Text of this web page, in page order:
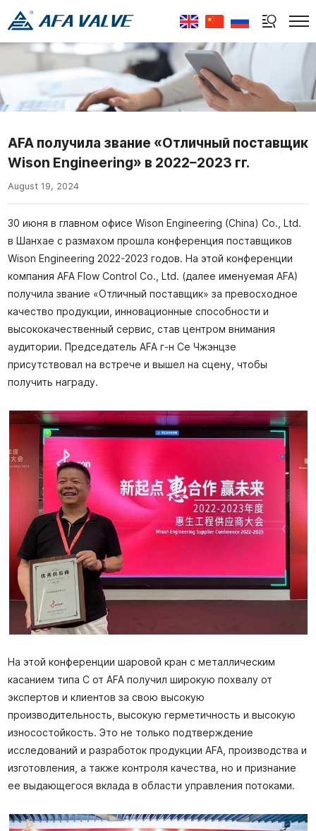
Select Language
AFA получила звание «Отличный поставщик
Wison Engineering» в 2022–2023 гг.
August 19, 2024
30 июня в главном офисе Wison Engineering (China) Co., Ltd.
в Шанхае с размахом прошла конференция поставщиков
Wison Engineering 2022-2023 годов. На этой конференции
компания AFA Flow Control Co., Ltd. (далее именуемая AFA)
получила звание «Отличный поставщик» за превосходное
качество продукции, инновационные способности и
высококачественный сервис, став центром внимания
аудитории. Председатель AFA г-н Се Чжэнцзе
присутствовал на встрече и вышел на сцену, чтобы
получить награду.
На этой конференции шаровой кран с металлическим
касанием типа C от AFA получил широкую похвалу от
экспертов и клиентов за свою высокую
производительность, высокую герметичность и высокую
износостойкость. Это не только подтверждение
исследований и разработок продукции AFA, производства и
изготовления, а также контроля качества, но и признание
ее выдающегося вклада в области управления потоками.